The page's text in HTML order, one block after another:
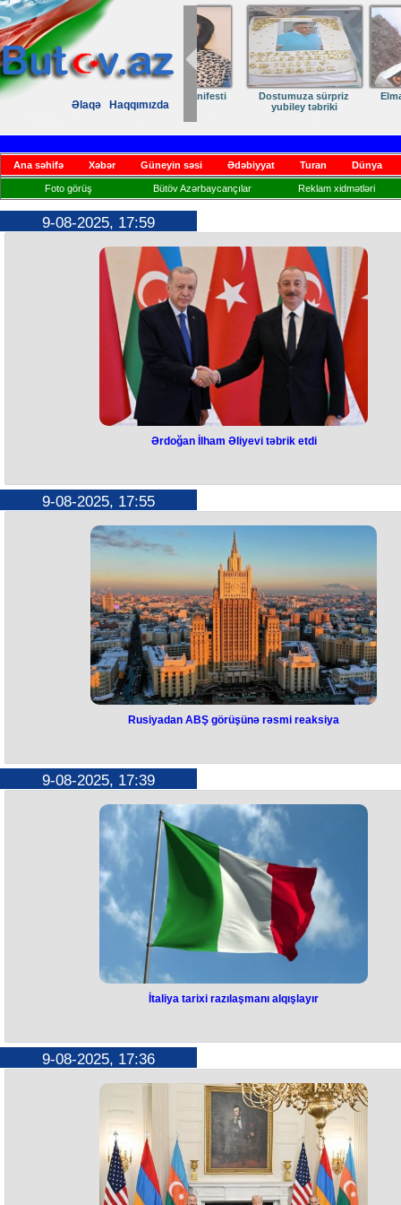
Əlaqə Haqqımızda
Dostumuza sürpriz
yubiley təbriki
Elmanın öz
Ana səhifə Xəbər Güneyin səsi Ədəbiyyat Turan Dünya
Foto görüş Bütöv Azərbaycançılar Reklam xidmətləri
9-08-2025, 17:59
Türkiyə Prezidenti Rəcəb Tayyib Ərdoğan regionda sülh gündəliyinin
aparılmasına nümayiş etdirdiyi liderliyə görə Prezident İlham Əliyevi
Bunu Türkiyə Prezidenti Rəcəb Tayyib Ərdoğan avqustun 9-da
Azərbaycan Prezidenti İlham Əliyev ilə telefon danışığı zamanı
Ərdoğan qeyd edib ki, Türkiyə regionda sülhü və sabitliyi daim
dəstəkləyir.
Ərdoğan İlham Əliyevi təbrik etdi
9-08-2025, 17:55
reaksiya
liderlərinin görüşünə münasibət bildirib.
Bildirilir ki, Ermənistan-Azərbaycan münasibətlərinin
hazırkı mərhələsinin Rusiyanın birbaşa yardımı və mərkəzi rolu ilə
başlayıb:
"Azərbaycan və Ermənistan arasında barışıq regional kontekstdə və
maraqlar balansına əsaslanmalıdır".
Rusiyadan ABŞ görüşünə rəsmi reaksiya
9-08-2025, 17:39
İtaliya Azərbaycan və Ermənistan arasında tarixi razılaşmanı
Bu barədə İtaliya Xarici İşlər Nazirliyinin bəyanatında qeyd edilib.
və ərazi bütövlüyünə əsaslanan normallaşmaya doğru bir addımı
alqışlayır. Vasitəçiliyə görə ABŞ-a təşəkkür edirik . Regionda sülh,
və inkişaf üçün fürsətdir”, - bəyanatda vurğulanıb.
İtaliya tarixi razılaşmanı alqışlayır
9-08-2025, 17:36